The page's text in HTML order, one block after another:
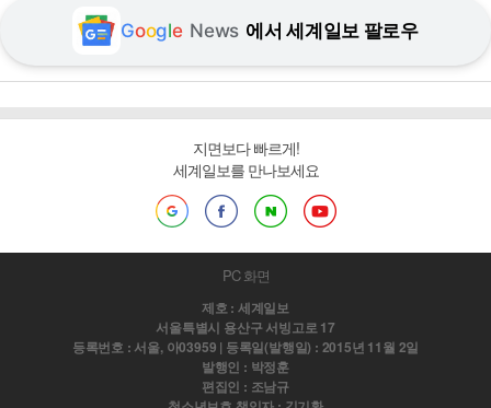
Google News 에서 세계일보 팔로우
지면보다 빠르게!
세계일보를 만나보세요
PC 화면
제호 : 세계일보
서울특별시 용산구 서빙고로 17
등록번호 : 서울, 아03959 | 등록일(발행일) : 2015년 11월 2일
발행인 : 박정훈
편집인 : 조남규